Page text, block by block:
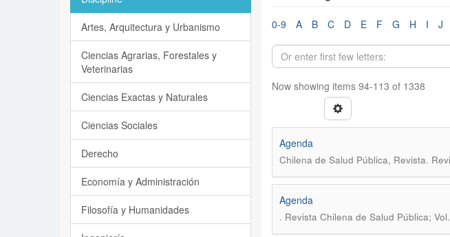
0-9 A B C D E F G H I J
Now showing items 94-113 of 1338
Agenda
Chilena de Salud Pública, Revista.
Agenda
. Revista Chilena de Salud Pública;
Artes, Arquitectura y Urbanismo
Ciencias Agrarias, Forestales y
Veterinarias
Ciencias Exactas y Naturales
Ciencias Sociales
Derecho
Economía y Administración
Filosofía y Humanidades